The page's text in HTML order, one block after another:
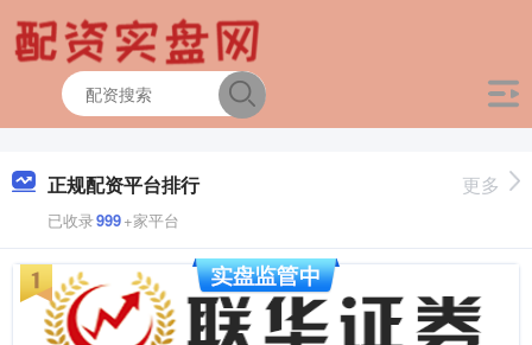
正规配资平台排行
已收录999+家平台
更多